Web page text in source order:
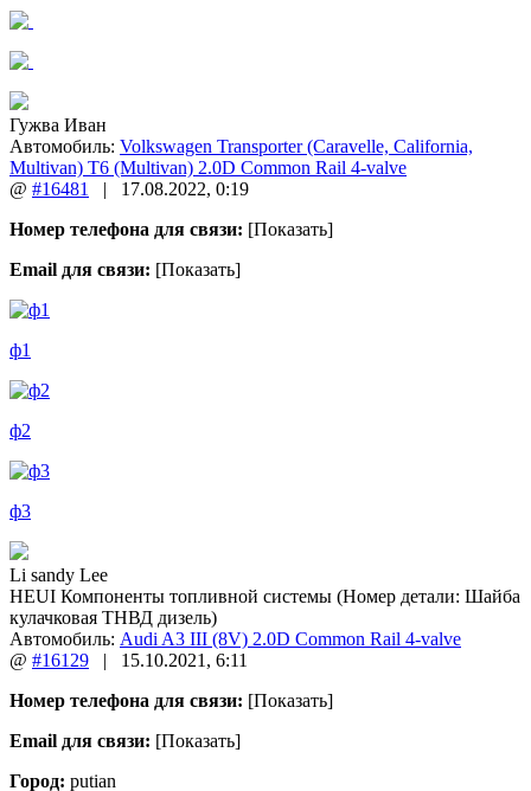
Гужва Иван
Автомобиль: Volkswagen Transporter (Caravelle, California,
Multivan) T6 (Multivan) 2.0D Common Rail 4-valve
@ #16481 | 17.08.2022, 0:19
Номер телефона для связи: [Показать]
Email для связи: [Показать]
ф1
ф2
ф3
Li sandy Lee
HEUI Компоненты топливной системы (Номер детали: Шайба
кулачковая ТНВД дизель)
Автомобиль: Audi A3 III (8V) 2.0D Common Rail 4-valve
@ #16129 | 15.10.2021 , 6:11
Номер телефона для связи: [Показать]
Email для связи: [Показать]
Город: putian